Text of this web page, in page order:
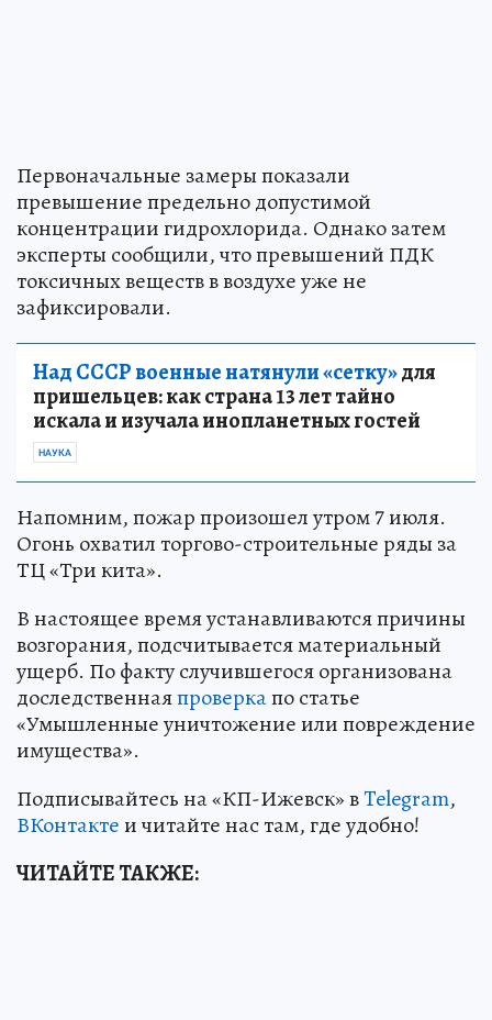
Первоначальные замеры показали
превышение предельно допустимой
концентрации гидрохлорида. Однако затем
эксперты сообщили, что превышений ПДК
токсичных веществ в воздухе уже не
зафиксировали.
Над СССР военные натянули «сетку»для
пришельцев: как страна 13 лет тайно
искала и изучала инопланетных гостей
НАУКА
Напомним, пожар произошел утром 7 июля.
Огонь охватил торгово-строительные ряды за
ТЦ «Три кита».
В настоящее время устанавливаются причины
возгорания, подсчитывается материальный
ущерб. По факту случившегося организована
доследственнаяпроверкапо статье
«Умышленные уничтожение или повреждение
имущества».
Подписывайтесь на «КП-Ижевск» вTelegram,
ВКонтактеи читайте нас там, где удобно!
ЧИТАЙТЕ ТАКЖЕ: